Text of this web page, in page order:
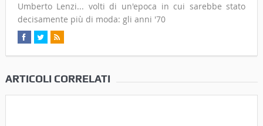
Umberto Lenzi... volti di un'epoca in cui sarebbe stato
decisamente più di moda: gli anni '70
ARTICOLI CORRELATI